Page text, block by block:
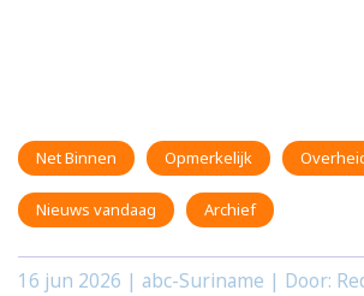
Net Binnen Opmerkelijk
Nieuws vandaag Archief
16 jun 2026 | abc-Suriname | Door: